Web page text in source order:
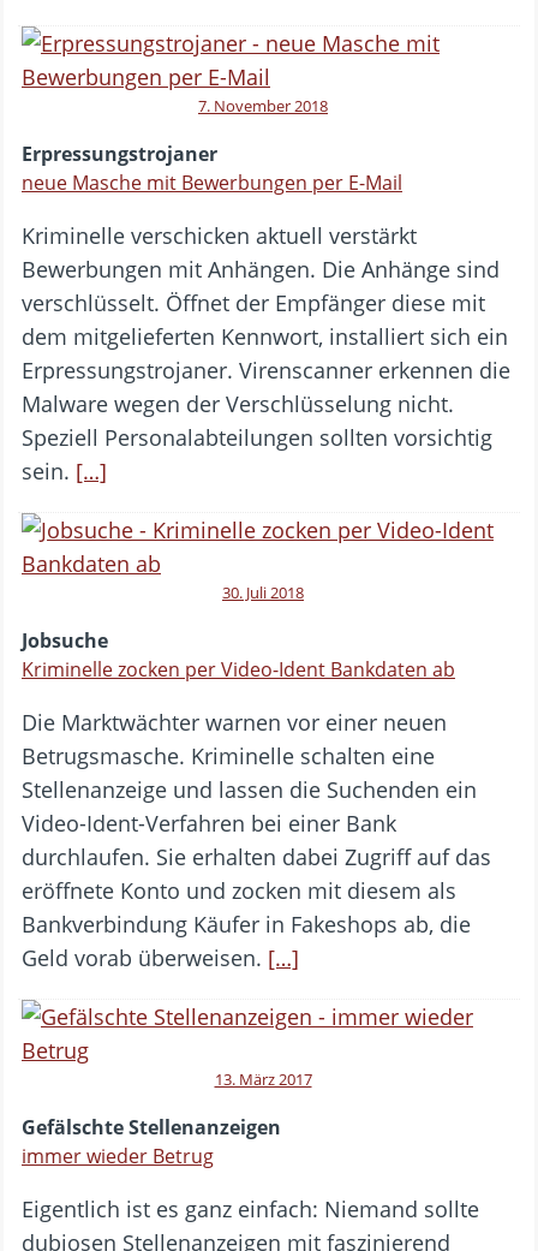
7. November 2018
Erpressungstrojaner
neue Masche mit Bewerbungen per E-Mail
Kriminelle verschicken aktuell verstärkt
Bewerbungen mit Anhängen. Die Anhänge sind
verschlüsselt. Öffnet der Empfänger diese mit
dem mitgelieferten Kennwort, installiert sich ein
Erpressungstrojaner. Virenscanner erkennen die
Malware wegen der Verschlüsselung nicht.
Speziell Personalabteilungen sollten vorsichtig
sein. […]
30. Juli 2018
Jobsuche
Kriminelle zocken per Video-Ident Bankdaten ab
Die Marktwächter warnen vor einer neuen
Betrugsmasche. Kriminelle schalten eine
Stellenanzeige und lassen die Suchenden ein
Video-Ident-Verfahren bei einer Bank
durchlaufen. Sie erhalten dabei Zugriff auf das
eröffnete Konto und zocken mit diesem als
Bankverbindung Käufer in Fakeshops ab, die
Geld vorab überweisen. […]
13. März 2017
Gefälschte Stellenanzeigen
immer wieder Betrug
Eigentlich ist es ganz einfach: Niemand sollte
dubiosen Stellenanzeigen mit faszinierend